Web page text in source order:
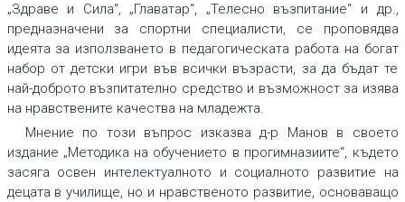
„Здраве и Сила“, „Главатар“, „Телесно възпитание“ и др.,
предназначени за спортни специалисти, се проповядва
идеята за използването в педагогическата работа на богат
набор от детски игри във всички възрасти, за да бъдат те
най-доброто възпитателно средство и възможност за изява
на нравствените качества на младежта.
Мнение по този въпрос изказва д-р Манов в своето
издание „Методика на обучението в прогимназиите“, където
засяга освен интелектуалното и социалното развитие на
децата в училище, но и нравственото развитие, основаващо